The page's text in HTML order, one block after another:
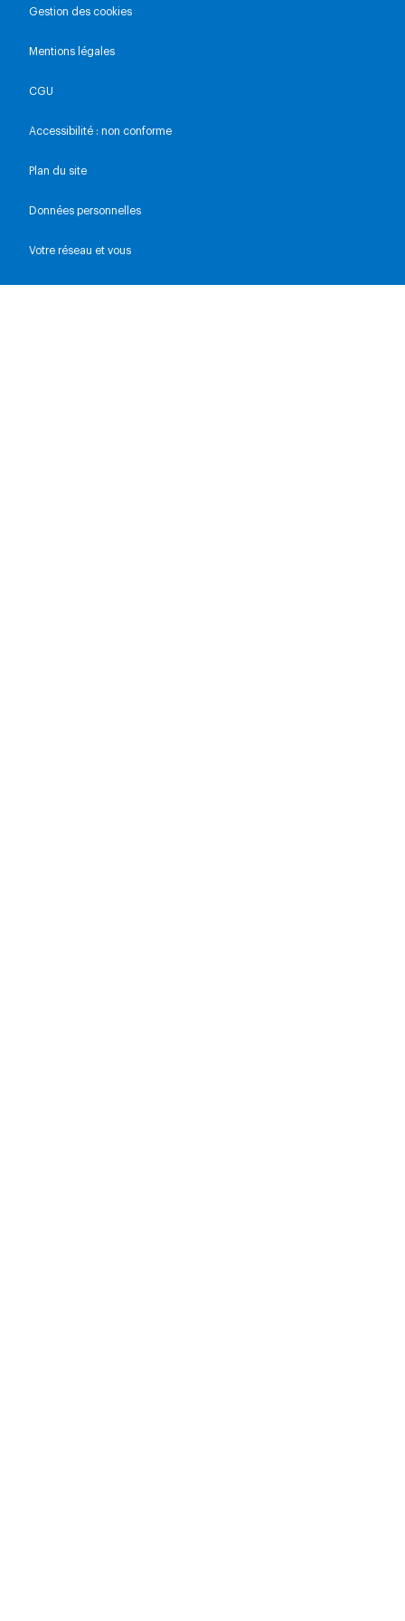
Gestion des cookies
Mentions légales
CGU
Accessibilité : non conforme
Plan du site
Données personnelles
Votre réseau et vous